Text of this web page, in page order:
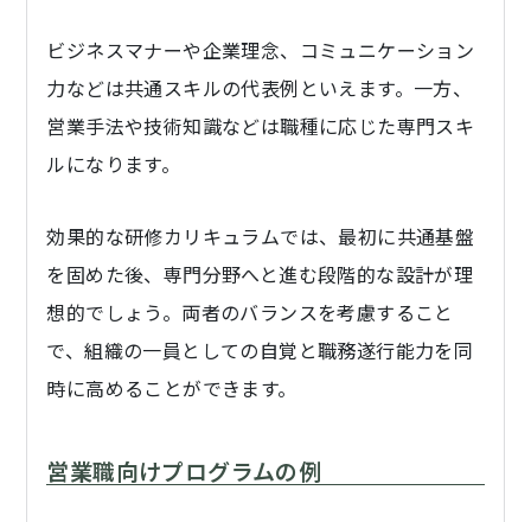
ビジネスマナーや企業理念、コミュニケーション
力などは共通スキルの代表例といえます。一方、
営業手法や技術知識などは職種に応じた専門スキ
ルになります。
効果的な研修カリキュラムでは、最初に共通基盤
を固めた後、専門分野へと進む段階的な設計が理
想的でしょう。両者のバランスを考慮すること
で、組織の一員としての自覚と職務遂行能力を同
時に高めることができます。
営業職向けプログラムの例